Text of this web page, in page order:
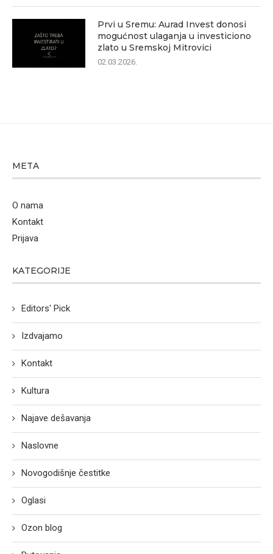
Prvi u Sremu: Aurad Invest donosi
mogućnost ulaganja u investiciono
zlato u Sremskoj Mitrovici
02.03.2026.
META
O nama
Kontakt
Prijava
KATEGORIJE
Editors' Pick
Izdvajamo
Kontakt
Kultura
Najave dešavanja
Naslovne
Novogodišnje čestitke
Oglasi
Ozon blog